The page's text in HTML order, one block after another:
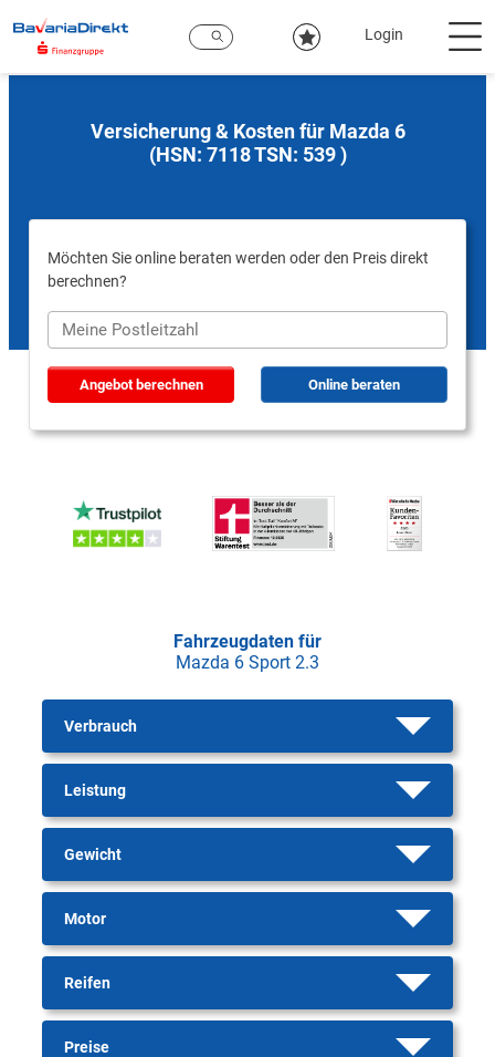
Hauptinhalt
Login
Versicherung & Kosten für Mazda 6
(HSN: 7118 TSN: 539 )
Möchten Sie online beraten werden oder den Preis direkt
berechnen?
Angebot berechnen Online beraten
Fahrzeugdaten für
Mazda 6 Sport 2.3
Verbrauch
Leistung
Gewicht
Motor
Reifen
Preise